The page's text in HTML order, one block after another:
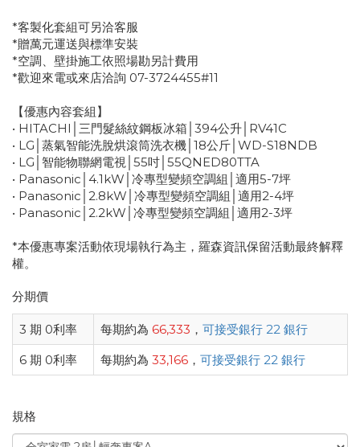
*客製化套組可另洽客服
*贈萬元運送與標準安裝
*空調、壁掛施工依照場勘另計費用
*歡迎來電或來店洽詢 07-3724455#11
【優惠內容套組】
• HITACHI│三門髮絲紋鋼板冰箱│394公升│RV41C
• LG│蒸氣智能洗脫烘滾筒洗衣機│18公斤│WD-S18NDB
• LG│智能物聯網電視│55吋│55QNED80TTA
• Panasonic│4.1kW│冷專型變頻空調組│適用5-7坪
• Panasonic│2.8kW│冷專型變頻空調組│適用2-4坪
• Panasonic│2.2kW│冷專型變頻空調組│適用2-3坪
*本優惠專案活動依現場執行為主，羅森資訊保留活動最終解釋
權。
分期價
3 期 0利率 每期約為 66,333 ， 可接受銀行 22 銀行
6 期 0利率
每期約為 33,166 ， 可接受銀行 22 銀行
規格